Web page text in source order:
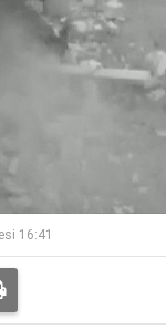
16:41